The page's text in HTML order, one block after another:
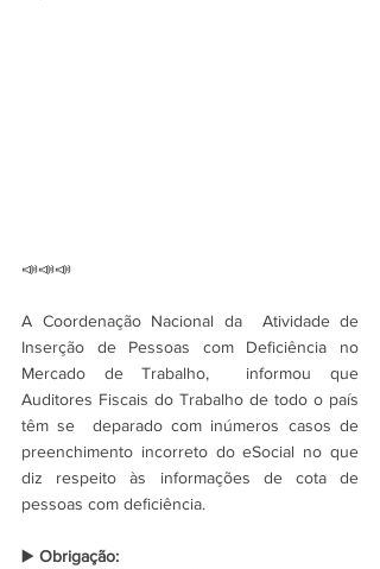
📣📣📣
A Coordenação Nacional da  Atividade de
Inserção de Pessoas com Deficiência no
Mercado de Trabalho,  informou que
Auditores Fiscais do Trabalho de todo o país
têm se  deparado com inúmeros casos de
preenchimento incorreto do eSocial no que
diz respeito às informações de cota de
pessoas com deficiência.
▶️ Obrigação: